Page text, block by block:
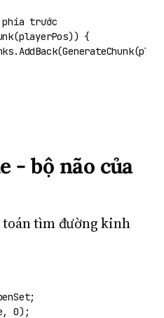
phía trước
{
- bộ não của
tìm đường kinh
0);